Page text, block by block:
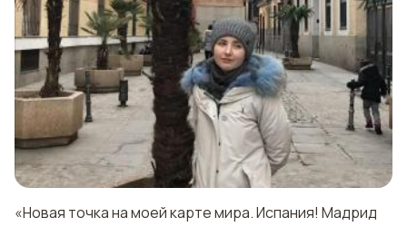
«Новая точка на моей карте мира. Испания! Мадрид